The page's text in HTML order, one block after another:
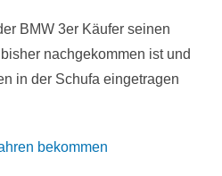
BMW 3er Käufer seinen
nachgekommen ist und
in der Schufa eingetragen
bekommen